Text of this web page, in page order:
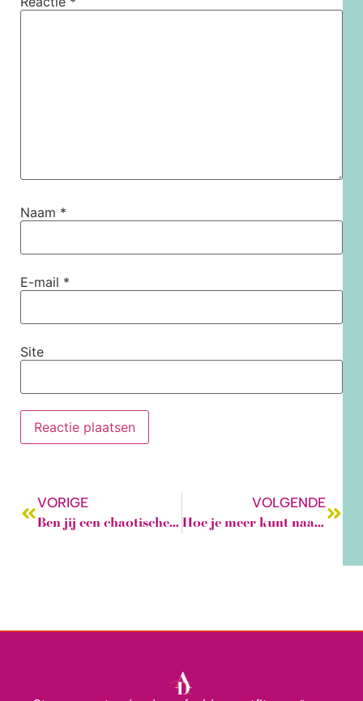
Naam *
E-mail *
Site
VORIGE
Ben jij een chaotische naaister of een organisatorisch talent?
VOLGENDE
Hoe je meer kunt naaien in minder tijd: slimme tips voor drukke naaisters